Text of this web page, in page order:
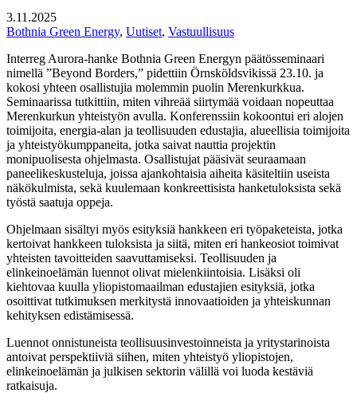
3.11.2025
Bothnia Green Energy, Uutiset, Vastuullisuus
Interreg Aurora-hanke Bothnia Green Energyn päätösseminaari
nimellä ”Beyond Borders,” pidettiin Örnsköldsvikissä 23.10. ja
kokosi yhteen osallistujia molemmin puolin Merenkurkkua.
Seminaarissa tutkittiin, miten vihreää siirtymää voidaan nopeuttaa
Merenkurkun yhteistyön avulla. Konferenssiin kokoontui eri alojen
toimijoita, energia-alan ja teollisuuden edustajia, alueellisia toimijoita
ja yhteistyökumppaneita, jotka saivat nauttia projektin
monipuolisesta ohjelmasta. Osallistujat pääsivät seuraamaan
paneelikeskusteluja, joissa ajankohtaisia aiheita käsiteltiin useista
näkökulmista, sekä kuulemaan konkreettisista hanketuloksista sekä
työstä saatuja oppeja.
Ohjelmaan sisältyi myös esityksiä hankkeen eri työpaketeista, jotka
kertoivat hankkeen tuloksista ja siitä, miten eri hankeosiot toimivat
yhteisten tavoitteiden saavuttamiseksi. Teollisuuden ja
elinkeinoelämän luennot olivat mielenkiintoisia. Lisäksi oli
kiehtovaa kuulla yliopistomaailman edustajien esityksiä, jotka
osoittivat tutkimuksen merkitystä innovaatioiden ja yhteiskunnan
kehityksen edistämisessä.
Luennot onnistuneista teollisuusinvestoinneista ja yritystarinoista
antoivat perspektiiviä siihen, miten yhteistyö yliopistojen,
elinkeinoelämän ja julkisen sektorin välillä voi luoda kestäviä
ratkaisuja.